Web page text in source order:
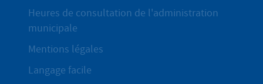
Heures de consultation de l'administration
municipale
Mentions légales
Langage facile